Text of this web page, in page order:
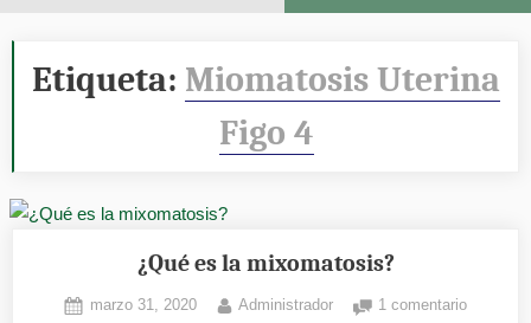
Etiqueta: Miomatosis Uterina
Figo 4
¿Qué es la mixomatosis?
Posted
marzo 31, 2020 By
Administrador 1 comentarioen